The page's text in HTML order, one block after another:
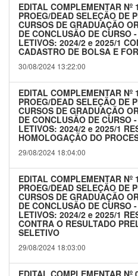
EDITAL COMPLEMENTAR
PROEG/DEAD SELEÇÃO DE
CURSOS DE GRADUAÇÃO
DE CONCLUSÃO DE CURSO
LETIVOS: 2024/2 e 2025/1
CADASTRO DE BOLSA E
30/08/2024 13:22:00
EDITAL COMPLEMENTAR
PROEG/DEAD SELEÇÃO DE
CURSOS DE GRADUAÇÃO
DE CONCLUSÃO DE CURSO
LETIVOS: 2024/2 e 2025/1
HOMOLOGAÇÃO DO
29/08/2024 18:04:00
EDITAL COMPLEMENTAR
PROEG/DEAD SELEÇÃO DE
CURSOS DE GRADUAÇÃO
DE CONCLUSÃO DE CURSO
LETIVOS: 2024/2 e 2025/1
CONTRA O RESULTADO
SELETIVO
29/08/2024 18:03:00